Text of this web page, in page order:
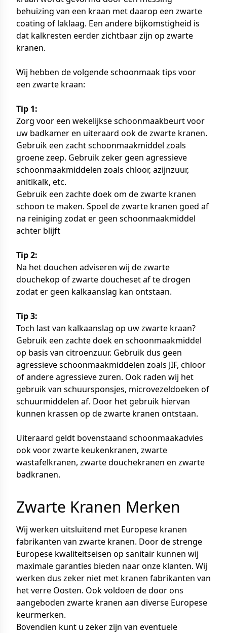
behuizing van een kraan met daarop een zwarte
coating of laklaag. Een andere bijkomstigheid is
dat kalkresten eerder zichtbaar zijn op zwarte
kranen.
Wij hebben de volgende schoonmaak tips voor
een zwarte kraan:
Tip 1:
Zorg voor een wekelijkse schoonmaakbeurt voor
uw badkamer en uiteraard ook de zwarte kranen.
Gebruik een zacht schoonmaakmiddel zoals
groene zeep. Gebruik zeker geen agressieve
schoonmaakmiddelen zoals chloor, azijnzuur,
anitikalk, etc.
Gebruik een zachte doek om de zwarte kranen
schoon te maken. Spoel de zwarte kranen goed af
na reiniging zodat er geen schoonmaakmiddel
achter blijft
Tip 2:
Na het douchen adviseren wij de zwarte
douchekop of zwarte doucheset af te drogen
zodat er geen kalkaanslag kan ontstaan.
Tip 3:
Toch last van kalkaanslag op uw zwarte kraan?
Gebruik een zachte doek en schoonmaakmiddel
op basis van citroenzuur. Gebruik dus geen
agressieve schoonmaakmiddelen zoals JIF, chloor
of andere agressieve zuren. Ook raden wij het
gebruik van schuursponsjes, microvezeldoeken of
schuurmiddelen af. Door het gebruik hiervan
kunnen krassen op de zwarte kranen ontstaan.
Uiteraard geldt bovenstaand schoonmaakadvies
ook voor zwarte keukenkranen, zwarte
wastafelkranen, zwarte douchekranen en zwarte
badkranen.
Zwarte Kranen Merken
Wij werken uitsluitend met Europese kranen
fabrikanten van zwarte kranen. Door de strenge
Europese kwaliteitseisen op sanitair kunnen wij
maximale garanties bieden naar onze klanten. Wij
werken dus zeker niet met kranen fabrikanten van
het verre Oosten. Ook voldoen de door ons
aangeboden zwarte kranen aan diverse Europese
keurmerken.
Bovendien kunt u zeker zijn van eventuele